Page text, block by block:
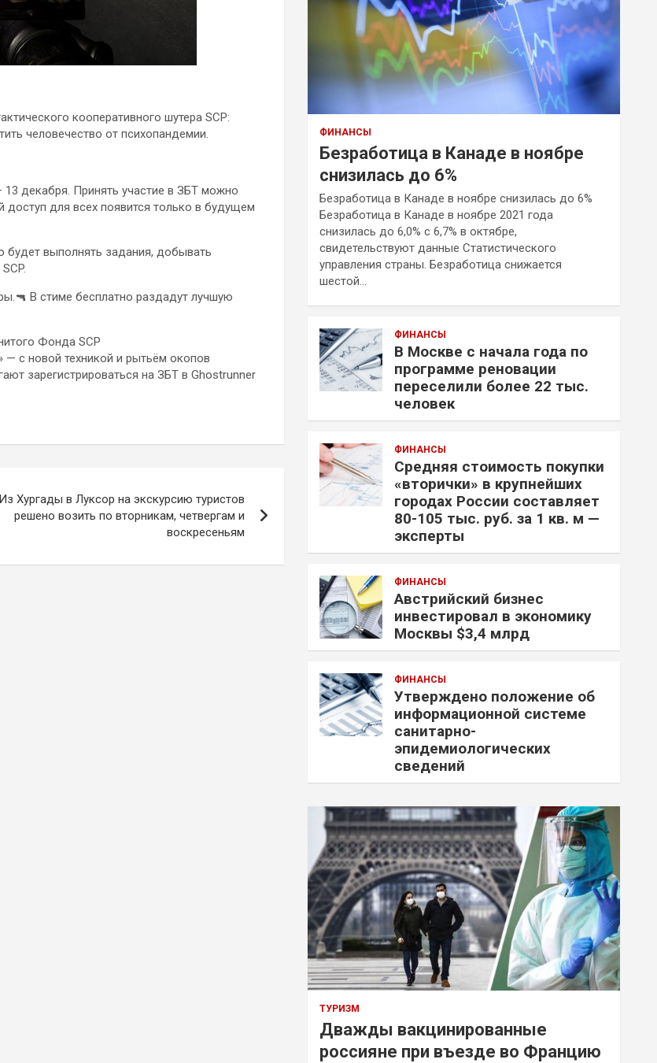
кооперативного шутера SCP:
человечество от психопандемии.
13 декабря. Принять участие в ЗБТ можно
доступ для всех появится только в будущем
будет выполнять задания, добывать
В стиме бесплатно раздадут лучшую
Фонда SCP
— с новой техникой и рытьём окопов
зарегистрироваться на ЗБТ в Ghostrunner
Из Хургады в Луксор на экскурсию туристов
решено возить по вторникам, четвергам и
воскресеньям
ФИНАНСЫ
Безработица в Канаде в ноябре
снизилась до 6%
Безработица в Канаде в ноябре снизилась до 6%
Безработица в Канаде в ноябре 2021 года
снизилась до 6,0% с 6,7% в октябре,
свидетельствуют данные Статистического
управления страны. Безработица снижается
шестой…
ФИНАНСЫ
В Москве с начала года по
программе реновации
переселили более 22 тыс.
человек
ФИНАНСЫ
Средняя стоимость покупки
«вторички» в крупнейших
городах России составляет
80-105 тыс. руб. за 1 кв. м —
эксперты
ФИНАНСЫ
Австрийский бизнес
инвестировал в экономику
Москвы $3,4 млрд
ФИНАНСЫ
Утверждено положение об
информационной системе
санитарно-
эпидемиологических
сведений
ТУРИЗМ
Дважды вакцинированные
россияне при въезде во Францию